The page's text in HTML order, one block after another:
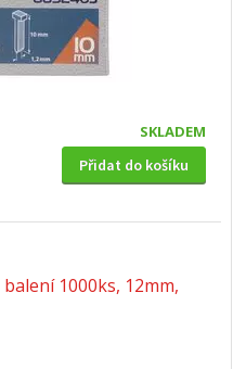
SKLADEM
Přidat do košíku
1000ks, 12mm,